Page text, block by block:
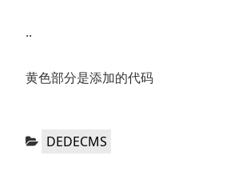
..
黄色部分是添加的代码
分
DEDECMS